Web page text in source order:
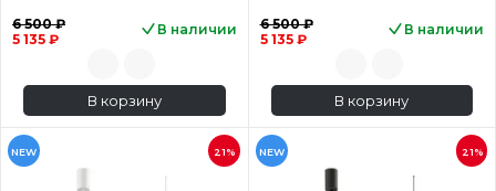
6 500 ₽
5 135 ₽
В наличии
В корзину
6 500 ₽
5 135 ₽
В наличии
В корзину
NEW 21% NEW 21%